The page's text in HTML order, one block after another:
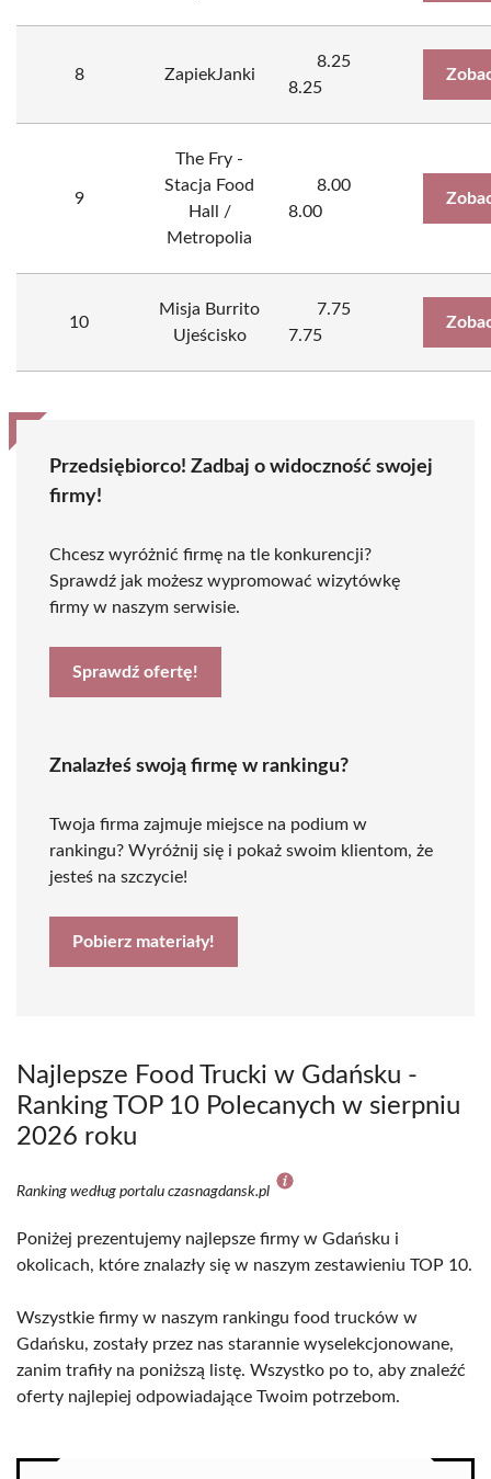
8 ZapiekJanki
8.25
8.25
9
The Fry -
Stacja Food
Hall /
Metropolia
8.00
8.00
10
Misja Burrito
Ujeścisko
7.75
7.75
Przedsiębiorco! Zadbaj o widoczność swojej
firmy!
Chcesz wyróżnić firmę na tle konkurencji?
Sprawdź jak możesz wypromować wizytówkę
firmy w naszym serwisie.
Sprawdź ofertę!
Znalazłeś swoją firmę w rankingu?
Twoja firma zajmuje miejsce na podium w
rankingu? Wyróżnij się i pokaż swoim klientom, że
jesteś na szczycie!
Pobierz materiały!
Najlepsze Food Trucki w Gdańsku -
Ranking TOP 10 Polecanych w sierpniu
2026 roku
Ranking według portalu czasnagdansk.pl
Poniżej prezentujemy najlepsze firmy w Gdańsku i
okolicach, które znalazły się w naszym zestawieniu TOP 10.
Wszystkie firmy w naszym rankingu food trucków w
Gdańsku, zostały przez nas starannie wyselekcjonowane,
zanim trafiły na poniższą listę. Wszystko po to, aby znaleźć
oferty najlepiej odpowiadające Twoim potrzebom.